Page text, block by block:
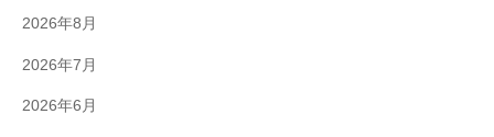
2026年8月
2026年7月
2026年6月